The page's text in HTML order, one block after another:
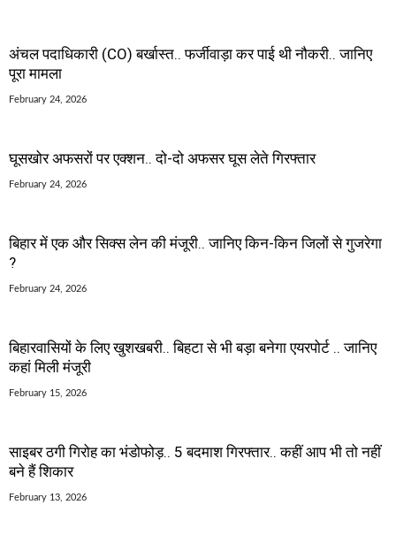
अंचल पदाधिकारी (CO) बर्खास्त.. फर्जीवाड़ा कर पाई थी नौकरी.. जानिए
पूरा मामला
February 24, 2026
घूसखोर अफसरों पर एक्शन.. दो-दो अफसर घूस लेते गिरफ्तार
February 24, 2026
बिहार में एक और सिक्स लेन की मंजूरी.. जानिए किन-किन जिलों से गुजरेगा
?
February 24, 2026
बिहारवासियों के लिए खुशखबरी.. बिहटा से भी बड़ा बनेगा एयरपोर्ट .. जानिए
कहां मिली मंजूरी
February 15, 2026
साइबर ठगी गिरोह का भंडोफोड़.. 5 बदमाश गिरफ्तार.. कहीं आप भी तो नहीं
बने हैं शिकार
February 13, 2026